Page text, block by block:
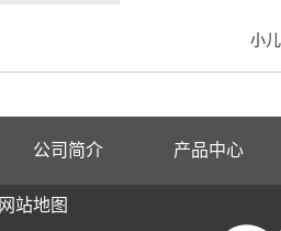
小
公司简介 产品中心
网站地图